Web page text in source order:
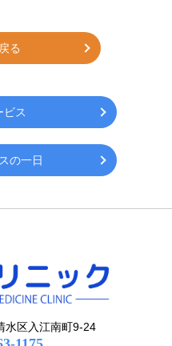
る
ビス
の一日
区入江南町9-24